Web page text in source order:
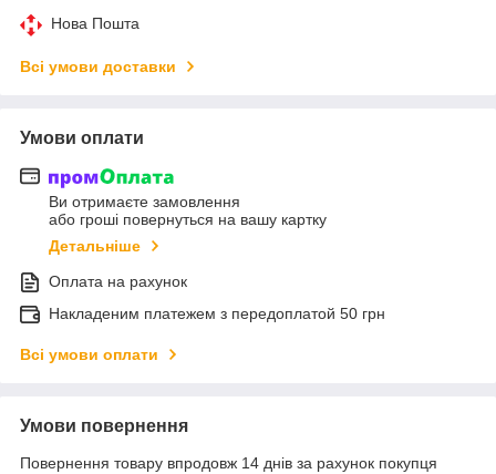
Нова Пошта
Всі умови доставки
Умови оплати
Ви отримаєте замовлення
або гроші повернуться на вашу картку
Детальніше
Оплата на рахунок
Накладеним платежем з передоплатой 50 грн
Всі умови оплати
Умови повернення
Повернення товару впродовж 14 днів за рахунок покупця